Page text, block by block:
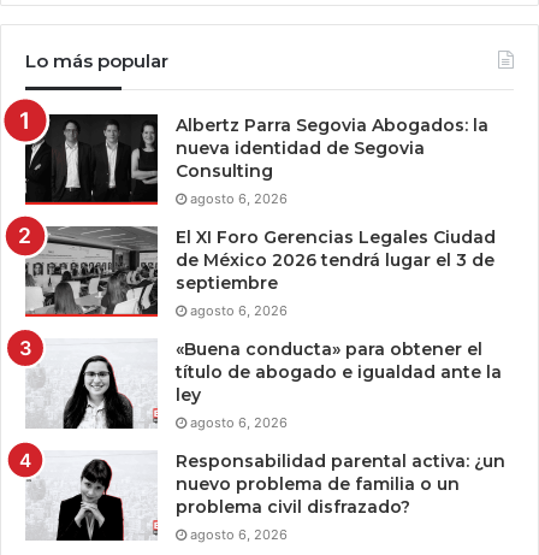
Lo más popular
Albertz Parra Segovia Abogados: la
nueva identidad de Segovia
Consulting
agosto 6, 2026
El XI Foro Gerencias Legales Ciudad
de México 2026 tendrá lugar el 3 de
septiembre
agosto 6, 2026
«Buena conducta» para obtener el
título de abogado e igualdad ante la
ley
agosto 6, 2026
Responsabilidad parental activa: ¿un
nuevo problema de familia o un
problema civil disfrazado?
agosto 6, 2026